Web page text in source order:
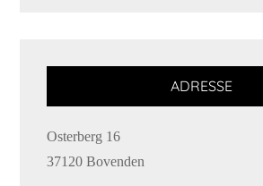
ADRESSE
Osterberg 16
37120 Bovenden